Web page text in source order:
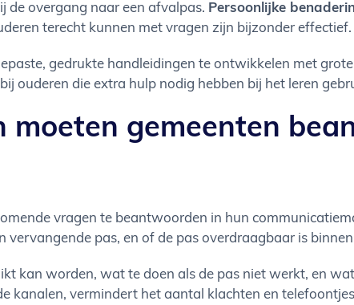
de overgang naar een afvalpas. Persoonlijke
terecht kunnen met vragen zijn bijzonder effectief.
gedrukte handleidingen te ontwikkelen met
ouderen die extra hulp nodig hebben bij het leren
moeten gemeenten
vragen te beantwoorden in hun
pas, en of de pas overdraagbaar is
kan worden, wat te doen als de pas niet werkt, en
kanalen, vermindert het aantal klachten en